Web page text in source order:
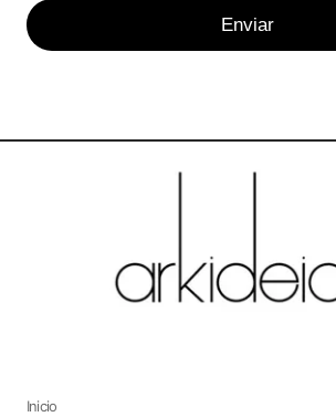
Enviar
Inicio